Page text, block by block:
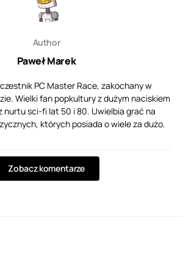
Author
Paweł Marek
PC Master Race, zakochany w
Wielki fan popkultury z dużym naciskiem
nurtu sci-fi lat 50 i 80. Uwielbia grać na
których posiada o wiele za dużo.
Zobacz komentarze